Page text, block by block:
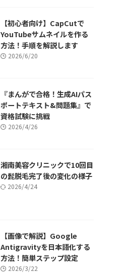
【初心者向け】CapCutで
YouTubeサムネイルを作る
方法！手順を解説します
2026/6/20
『まんがで合格！生成AIパス
ポートテキスト&問題集』で
資格試験に挑戦
2026/4/26
湘南美容クリニックで10回目
の髭脱毛完了後の変化の様子
2026/4/24
【画像で解説】Google
Antigravityを日本語化する
方法！簡単ステップ設定
2026/3/22